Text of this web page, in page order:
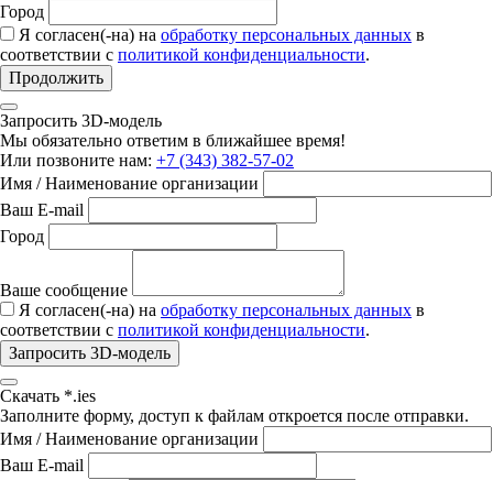
Город
Я согласен(-на) на обработку персональных данных в
соответствии с политикой конфиденциальности.
Продолжить
Запросить 3D-модель
Мы обязательно ответим в ближайшее время!
Или позвоните нам: +7 (343) 382-57-02
Имя / Наименование организации
Ваш E-mail
Город
Ваше сообщение
Я согласен(-на) на обработку персональных данных в
соответствии с политикой конфиденциальности.
Запросить 3D-модель
Скачать *.ies
Заполните форму, доступ к файлам откроется после отправки.
Имя / Наименование организации
Ваш E-mail